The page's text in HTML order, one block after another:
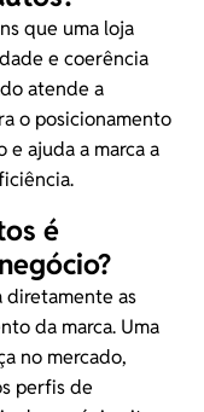
que uma loja
e coerência
atende a
o posicionamento
ajuda a marca a
é
diretamente as
da marca. Uma
no mercado,
perfis de